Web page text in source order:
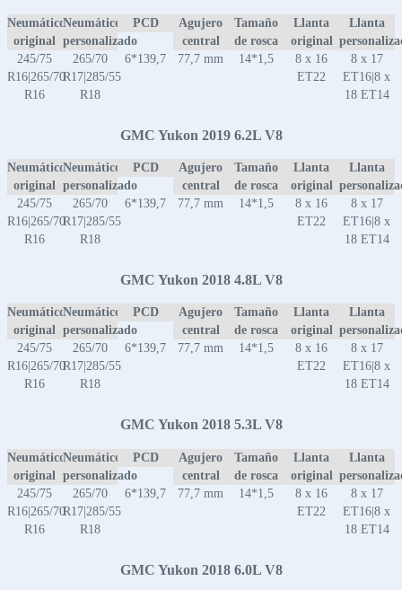
Neumático
original
Neumático
personalizado
PCD
Agujero
central
Tamaño
de rosca
Llanta
original
Llanta
245/75
R16|265/70
R16
265/70
R17|285/55
R18
6*139,7 77,7 mm 14*1,5
8 x 16
ET22
8 x 17
ET16|8 x
18 ET14
GMC Yukon 2019 6.2L V8
Neumático
original
Neumático
personalizado
PCD
Agujero
central
Tamaño
de rosca
Llanta
original
Llanta
245/75
R16|265/70
R16
265/70
R17|285/55
R18
6*139,7 77,7 mm 14*1,5
8 x 16
ET22
8 x 17
ET16|8 x
18 ET14
GMC Yukon 2018 4.8L V8
Neumático
original
Neumático
personalizado
PCD
Agujero
central
Tamaño
de rosca
Llanta
original
Llanta
245/75
R16|265/70
R16
265/70
R17|285/55
R18
6*139,7 77,7 mm 14*1,5
8 x 16
ET22
8 x 17
ET16|8 x
18 ET14
GMC Yukon 2018 5.3L V8
Neumático
original
Neumático
personalizado
PCD
Agujero
central
Tamaño
de rosca
Llanta
original
Llanta
245/75
R16|265/70
R16
265/70
R17|285/55
R18
6*139,7 77,7 mm 14*1,5
8 x 16
ET22
8 x 17
ET16|8 x
18 ET14
GMC Yukon 2018 6.0L V8